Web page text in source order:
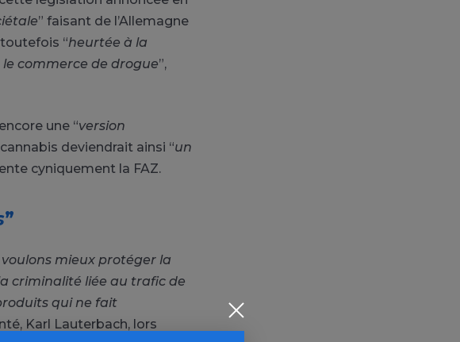
” faisant de l’Allemagne
“heurtée à la
commerce de drogue”,
une “version
deviendrait ainsi “un
cyniquement la FAZ.
”
voulons mieux protéger la
criminalité liée au trafic de
qui ne fait
Karl Lauterbach, lors